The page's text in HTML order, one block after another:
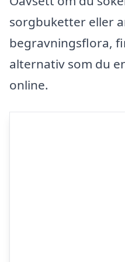
sorgbuketter eller
begravningsflora,
alternativ som du
online.